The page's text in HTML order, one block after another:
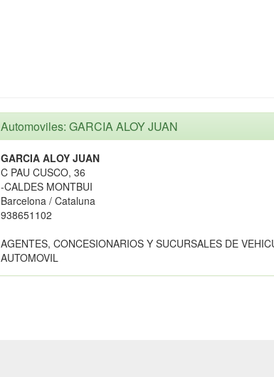
Automoviles: GARCIA ALOY JUAN
GARCIA ALOY JUAN
C PAU CUSCO, 36
-CALDES MONTBUI
Barcelona / Cataluna
938651102
AGENTES, CONCESIONARIOS Y SUCURSALES DE
AUTOMOVIL